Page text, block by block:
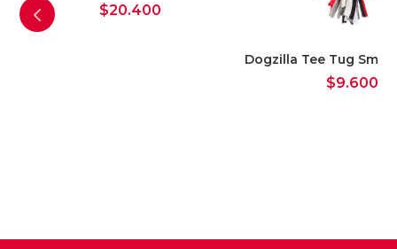
$20.400
Dogzilla Tee Tug Small
$9.600